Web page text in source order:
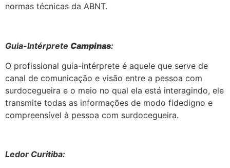
normas técnicas da ABNT.
Guia-Intérprete Campinas:
O profissional guia-intérprete é aquele que serve de
canal de comunicação e visão entre a pessoa com
surdocegueira e o meio no qual ela está interagindo, ele
transmite todas as informações de modo fidedigno e
compreensível à pessoa com surdocegueira.
Ledor Curitiba: